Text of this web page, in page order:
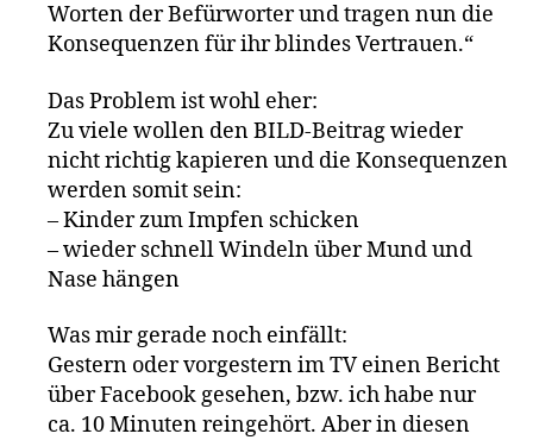
Worten der Befürworter und tragen nun die
Konsequenzen für ihr blindes Vertrauen.“
Das Problem ist wohl eher:
Zu viele wollen den BILD-Beitrag wieder
nicht richtig kapieren und die Konsequenzen
werden somit sein:
– Kinder zum Impfen schicken
– wieder schnell Windeln über Mund und
Nase hängen
Was mir gerade noch einfällt:
Gestern oder vorgestern im TV einen Bericht
über Facebook gesehen, bzw. ich habe nur
ca. 10 Minuten reingehört. Aber in diesen